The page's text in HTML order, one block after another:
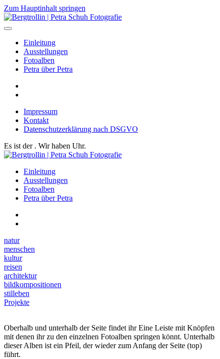
Zum Hauptinhalt springen
Einleitung
Ausstellungen
Fotoalben
Petra über Petra
Impressum
Kontakt
Datenschutzerklärung nach DSGVO
Es ist der . Wir haben Uhr.
Einleitung
Ausstellungen
Fotoalben
Petra über Petra
natur
menschen
kultur
reisen
architektur
bildkompositionen
stilleben
Projekte
Oberhalb und unterhalb der Seite findet ihr Eine Leiste mit Knöpfen
mit denen ihr zu den einzelnen Fotoalben springen könnt. Unterhalb
dieser Alben ist ein Pfeil, der wieder zum Anfang der Seite (top)
führt.